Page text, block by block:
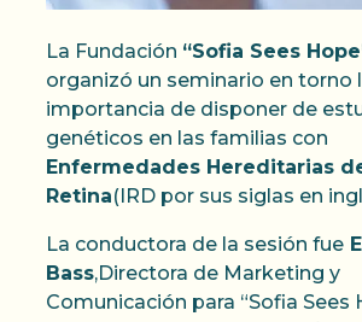
La Fundación “Sofia Sees
organizó un seminario en torno
importancia de disponer de
genéticos en las familias con
Enfermedades Hereditarias
Retina(IRD por sus siglas en
La conductora de la sesión fue
Bass,Directora de Marketing y
Comunicación para “Sofia Sees